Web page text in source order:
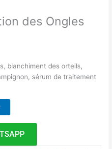
des Ongles
blanchiment des orteils,
sérum de traitement